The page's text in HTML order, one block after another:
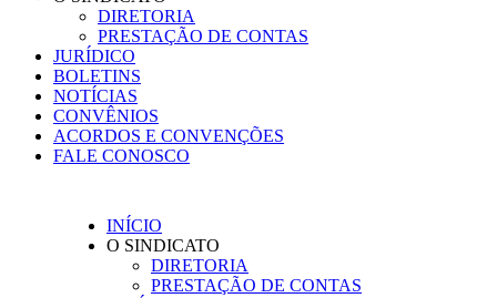
DIRETORIA
PRESTAÇÃO DE CONTAS
JURÍDICO
BOLETINS
NOTÍCIAS
CONVÊNIOS
ACORDOS E CONVENÇÕES
FALE CONOSCO
INÍCIO
O SINDICATO
DIRETORIA
PRESTAÇÃO DE CONTAS